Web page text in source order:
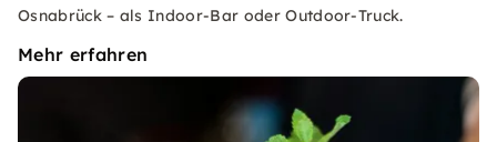
Osnabrück – als Indoor-Bar oder Outdoor-Truck.
Mehr erfahren